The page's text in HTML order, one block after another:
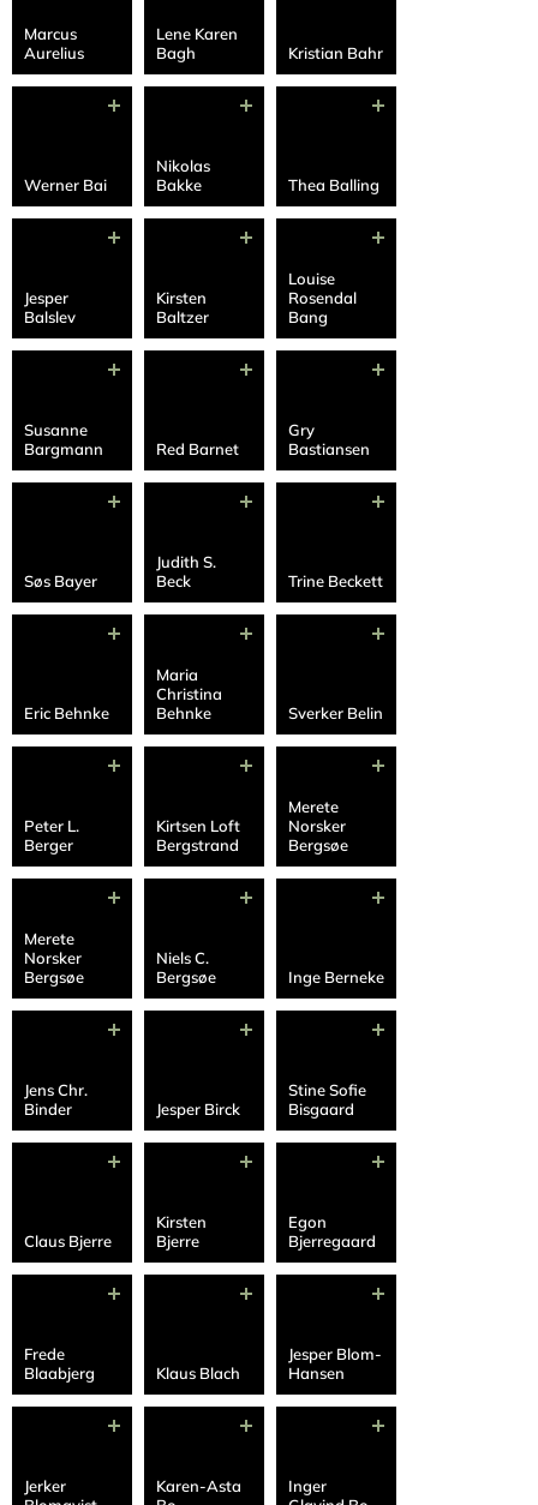
Marcus
Aurelius
Lene Karen
Bagh
Kristian Bahr
Werner Bai
Nikolas
Bakke
Thea Balling
Jesper
Balslev
Kirsten
Baltzer
Louise
Rosendal
Bang
Susanne
Bargmann
Red Barnet
Gry
Bastiansen
Søs Bayer
Judith S.
Beck
Trine Beckett
Eric Behnke
Maria
Christina
Behnke
Sverker Belin
Peter L.
Berger
Kirtsen Loft
Bergstrand
Merete
Norsker
Bergsøe
Merete
Norsker
Bergsøe
Niels C.
Bergsøe
Inge Berneke
Jens Chr.
Binder
Jesper Birck
Stine Sofie
Bisgaard
Claus Bjerre
Kirsten
Bjerre
Egon
Bjerregaard
Frede
Blaabjerg
Klaus Blach
Jesper Blom-
Hansen
Jerker
Karen-Asta
Inger